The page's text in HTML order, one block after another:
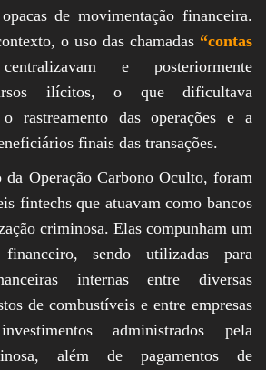
de movimentação financeira.
o uso das chamadas “contas
e posteriormente
ilícitos, o que dificultava
rastreamento das operações e a
finais das transações.
da Operação Carbono Oculto, foram
fintechs que atuavam como bancos
criminosa. Elas compunham um
sendo utilizadas para
internas entre diversas
de combustíveis e entre empresas
administrados pela
além de pagamentos de